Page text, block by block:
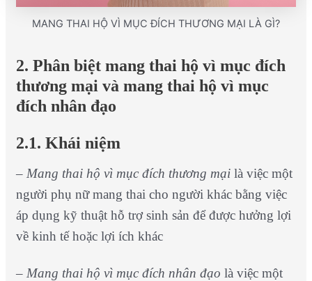
MANG THAI HỘ VÌ MỤC ĐÍCH THƯƠNG MẠI LÀ GÌ?
2. Phân biệt mang thai hộ vì mục đích
thương mại và mang thai hộ vì mục
đích nhân đạo
2.1. Khái niệm
– Mang thai hộ vì mục đích thương mại là việc một
người phụ nữ mang thai cho người khác bằng việc
áp dụng kỹ thuật hỗ trợ sinh sản để được hưởng lợi
về kinh tế hoặc lợi ích khác
– Mang thai hộ vì mục đích nhân đạo là việc một